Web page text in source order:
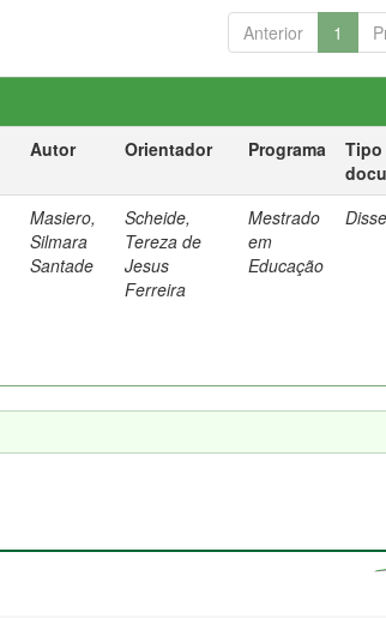
Anterior 1
Autor Orientador Programa
Tipo
Masiero,
Silmara
Santade
Scheide,
Tereza de
Jesus
Ferreira
Mestrado
em
Educação